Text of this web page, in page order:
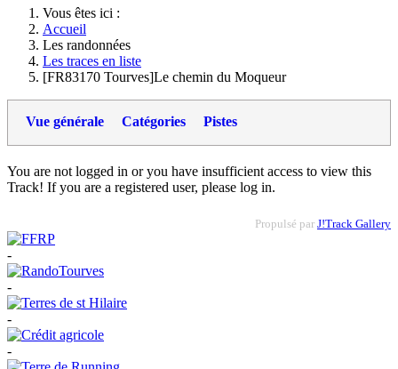
Vous êtes ici :
Accueil
Les randonnées
Les traces en liste
[FR83170 Tourves]Le chemin du Moqueur
Vue générale Catégories Pistes
You are not logged in or you have insufficient access to view this
Track! If you are a registered user, please log in.
Propulsé par J!Track Gallery
-
-
-
-